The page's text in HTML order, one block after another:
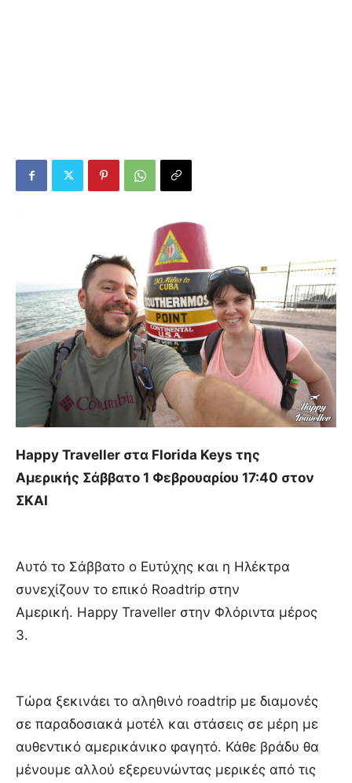
Happy Traveller στα Florida Keys της
Αμερικής Σάββατο 1 Φεβρουαρίου 17:40 στον
ΣΚΑΙ
Αυτό το Σάββατο ο Ευτύχης και η Ηλέκτρα
συνεχίζουν το επικό Roadtrip στην
Αμερική. Happy Traveller στην Φλόριντα μέρος
3.
Τώρα ξεκινάει το αληθινό roadtrip με διαμονές
σε παραδοσιακά μοτέλ και στάσεις σε μέρη με
αυθεντικό αμερικάνικο φαγητό. Κάθε βράδυ θα
μένουμε αλλού εξερευνώντας μερικές από τις